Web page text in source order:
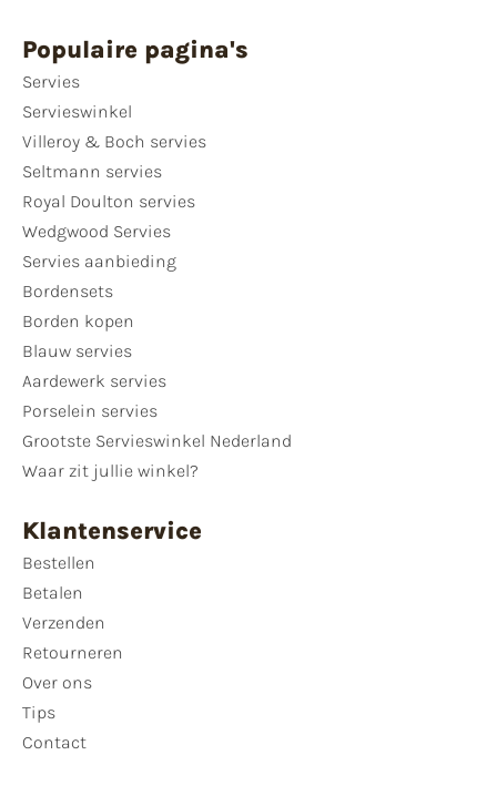
Populaire pagina's
Servies
Servieswinkel
Villeroy & Boch servies
Seltmann servies
Royal Doulton servies
Wedgwood Servies
Servies aanbieding
Bordensets
Borden kopen
Blauw servies
Aardewerk servies
Porselein servies
Grootste Servieswinkel Nederland
Waar zit jullie winkel?
Klantenservice
Bestellen
Betalen
Verzenden
Retourneren
Over ons
Tips
Contact